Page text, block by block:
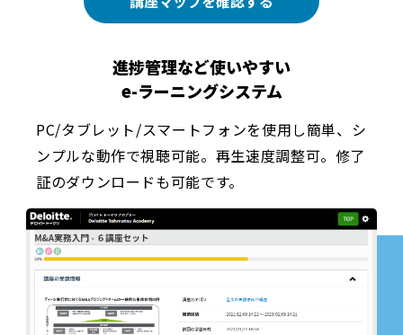
進捗管理など使いやすい
e-ラーニングシステム
PC/タブレット/スマートフォンを使用し簡単、シ
ンプルな動作で視聴可能。再生速度調整可。修了
証のダウンロードも可能です。